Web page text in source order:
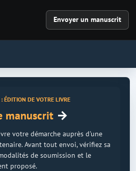
Envoyer un manuscrit
DE VOTRE LIVRE
manuscrit →
votre démarche auprès d'une
Avant tout envoi, vérifiez sa
de soumission et le
proposé.